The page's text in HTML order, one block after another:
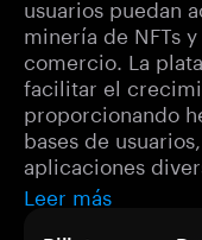
usuarios puedan
minería de NFTs
comercio. La
facilitar el
proporcionando
bases de
aplicaciones
Leer más